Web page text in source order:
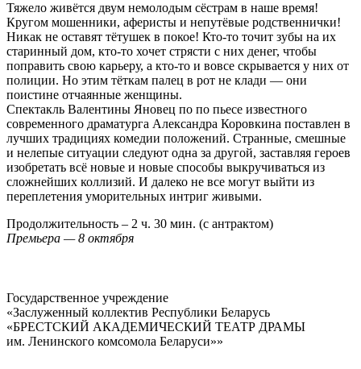
Тяжело живётся двум немолодым сёстрам в наше время!
Кругом мошенники, аферисты и непутёвые родственнички!
Никак не оставят тётушек в покое! Кто-то точит зубы на их
старинный дом, кто-то хочет стрясти с них денег, чтобы
поправить свою карьеру, а кто-то и вовсе скрывается у них от
полиции. Но этим тёткам палец в рот не клади — они
поистине отчаянные женщины.
Спектакль Валентины Яновец по по пьесе известного
современного драматурга Александра Коровкина поставлен в
лучших традициях комедии положений. Странные, смешные
и нелепые ситуации следуют одна за другой, заставляя героев
изобретать всё новые и новые способы выкручиваться из
сложнейших коллизий. И далеко не все могут выйти из
переплетения уморительных интриг живыми.
Продолжительность – 2 ч. 30 мин. (с антрактом)
Премьера — 8 октября
Государственное учреждение
«Заслуженный коллектив Республики Беларусь
«БРЕСТСКИЙ АКАДЕМИЧЕСКИЙ ТЕАТР ДРАМЫ
им. Ленинского комсомола Беларуси»»